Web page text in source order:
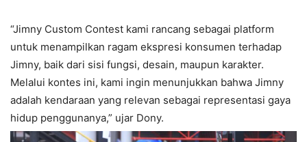
“Jimny Custom Contest kami rancang sebagai platform
untuk menampilkan ragam ekspresi konsumen terhadap
Jimny, baik dari sisi fungsi, desain, maupun karakter.
Melalui kontes ini, kami ingin menunjukkan bahwa Jimny
adalah kendaraan yang relevan sebagai representasi gaya
hidup penggunanya,” ujar Dony.